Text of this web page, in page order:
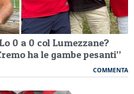
0 a 0 col Lumezzane?
ha le gambe pesanti”
COMMENTA